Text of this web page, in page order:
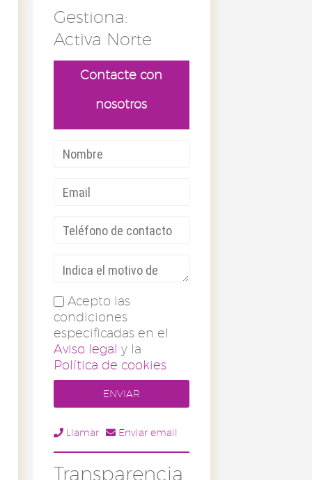
Gestiona:
Activa Norte
Contacte con
nosotros
Acepto las
condiciones
especificadas en el
Aviso legal y la
Política de cookies
Llamar Enviar email
Transparencia